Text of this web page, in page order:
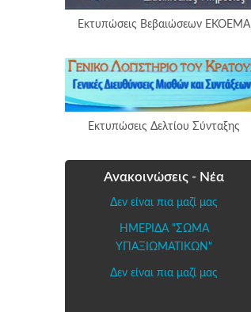
Εκτυπώσεις Βεβαιώσεων ΕΚΟΕΜΑ
Εκτυπώσεις Δελτίου Σύνταξης
Ανακοινώσεις - Νέα
Δεν είναι πια μαζί μας
ΗΜΕΡΙΔΑ "ΣΩΜΑ
ΥΠΑΞΙΩΜΑΤΙΚΩΝ"
Δεν είναι πια μαζί μας